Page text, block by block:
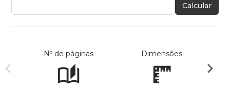
Calcular
Nº de páginas Dimensões